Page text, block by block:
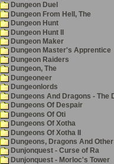
Dungeon Duel
Dungeon From Hell, The
Dungeon Hunt
Dungeon Hunt II
Dungeon Maker
Dungeon Master's Apprentice
Dungeon Raiders
Dungeon, The
Dungeoneer
Dungeonlords
Dungeons And Dragons - The
Dungeons Of Despair
Dungeons Of Oti
Dungeons Of Xotha
Dungeons Of Xotha II
Dungeons, Dragons And
Dunjonquest - Curse of Ra
Dunjonquest - Morloc's Tower